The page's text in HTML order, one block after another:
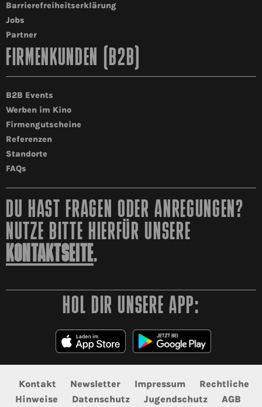
Barrierefreiheitserklärung
Jobs
Partner
FIRMENKUNDEN (B2B)
B2B Events
Werben im Kino
Firmengutscheine
Referenzen
Standorte
FAQs
DU HAST FRAGEN ODER ANREGUNGEN?
NUTZE BITTE HIERFÜR UNSERE
KONTAKTSEITE.
HOL DIR UNSERE APP:
Kontakt Newsletter Impressum
Rechtliche
Hinweise
Datenschutz Jugendschutz AGB